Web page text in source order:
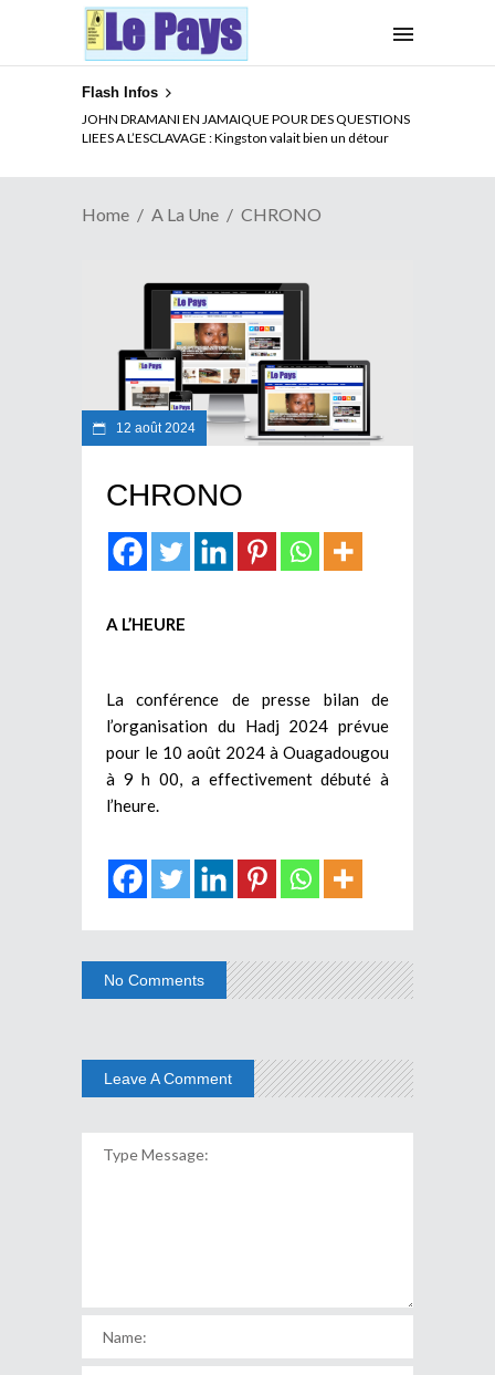
Flash Infos
JOHN DRAMANI EN JAMAIQUE POUR DES QUESTIONS
LIEES A L’ESCLAVAGE : Kingston valait bien un détour
Home A La Une CHRONO
12 août 2024
CHRONO
A L’HEURE
La conférence de presse bilan de
l’organisation du Hadj 2024 prévue
pour le 10 août 2024 à Ouagadougou
à 9 h 00, a effectivement débuté à
l’heure.
No Comments
Leave A Comment